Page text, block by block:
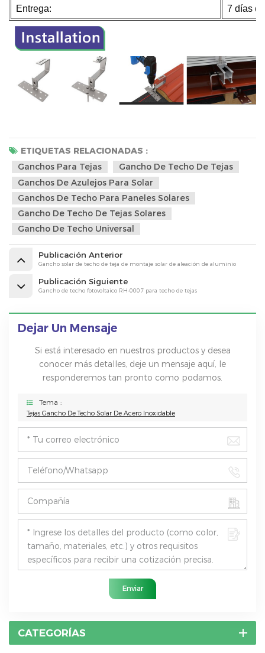
Entrega: 7 días
ETIQUETAS RELACIONADAS :
Ganchos Para Tejas
Gancho De Techo De Tejas
Ganchos De Azulejos Para Solar
Ganchos De Techo Para Paneles Solares
Gancho De Techo De Tejas Solares
Gancho De Techo Universal
Publicación Anterior
Gancho solar de techo de teja de montaje solar de aleación de aluminio
Publicación Siguiente
Gancho de techo fotovoltaico RH-0007 para techo de tejas
Dejar Un Mensaje
Si está interesado en nuestros productos y desea
conocer más detalles, deje un mensaje aquí, le
responderemos tan pronto como podamos.
Tema :
Tejas Gancho De Techo Solar De Acero Inoxidable
Enviar
CATEGORÍAS